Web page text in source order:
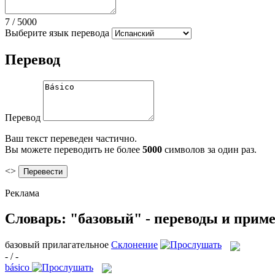
7 / 5000
Выберите язык перевода
Перевод
Перевод
Ваш текст переведен частично.
Вы можете переводить не более 5000 символов за один раз.
<>
Реклама
Словарь: "базовый" - переводы и
базовый прилагательное Склонение
- / -
básico